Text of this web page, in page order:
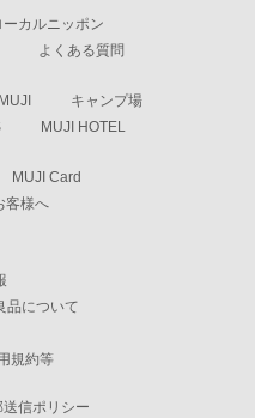
ーカルニッポン
よくある質問
キャンプ場
MUJI HOTEL
MUJI Card
客様へ
品について
規約等
送信ポリシー